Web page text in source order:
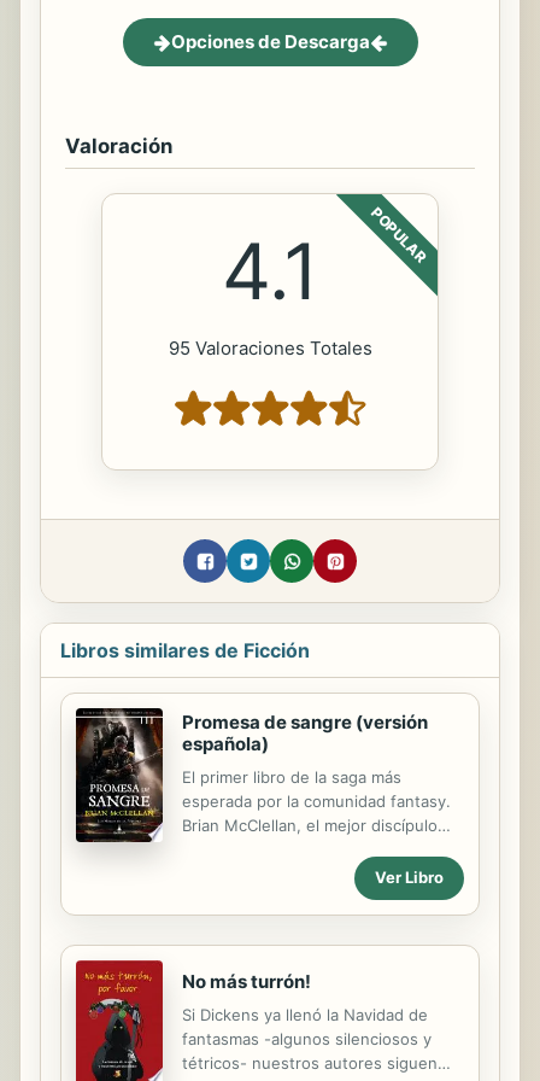
Opciones de Descarga
Valoración
POPULAR
4.1
95 Valoraciones Totales
Libros similares de Ficción
Promesa de sangre (versión
española)
El primer libro de la saga más
esperada por la comunidad fantasy.
Brian McClellan, el mejor discípulo
fin en español. Derrocar a un rey es
un trabajo sangriento. El mariscal de
campo Tamas ha liderado el golpe de
estado en Adro. La aristocracia
decadente y corrupta ha terminado
en la guillotina y el pueblo
hambriento ahora tiene comida. Pero
además ha provocado la guerra en
las Nueve Naciones, ataques
Ver Libro
No más turrón!
Si Dickens ya llenó la Navidad de
fantasmas -algunos silenciosos y
tétricos- nuestros autores siguen